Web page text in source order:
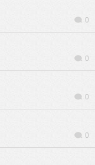
0
0
0
0